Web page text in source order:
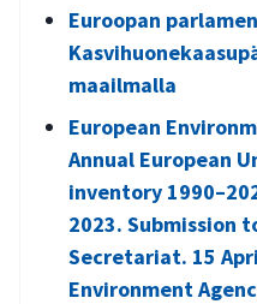
Euroopan
maailmalla
European
Annual European
inventory
2023. Submission
Secretariat. 15
Environment